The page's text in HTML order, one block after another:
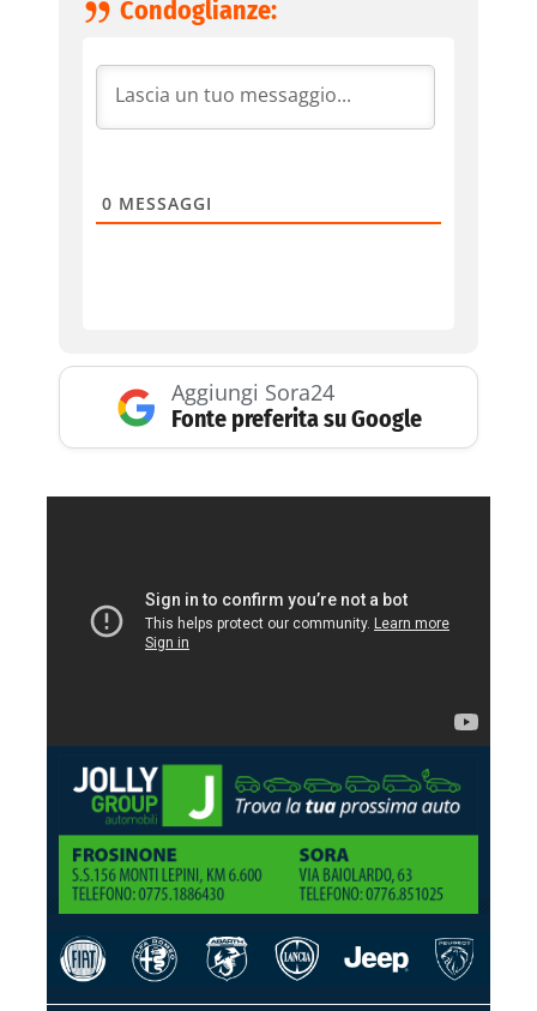
Condoglianze:
0 MESSAGGI
Aggiungi Sora24
Fonte preferita su Google